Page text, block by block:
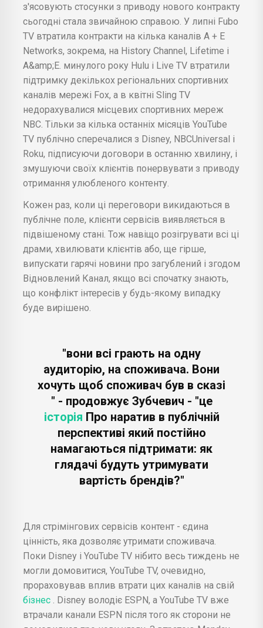
з'ясовують стосунки з приводу нового контракту
сьогодні стала звичайною справою. У липні Fubo
TV втратила контракти на кілька каналів A + E
Networks, зокрема, на History Channel, Lifetime і
A&amp;E. минулого року Hulu і Live TV втратили
підтримку декількох регіональних спортивних
каналів мережі Fox, а в квітні Sling TV
недорахувалися місцевих спортивних мереж
NBC. Тільки за кілька останніх місяців YouTube
TV публічно сперечалися з Disney, NBCUniversal і
Roku, підписуючи договори в останню хвилину, і
змушуючи своїх клієнтів понервувати з приводу
отримання улюбленого контенту.
Кожен раз, коли ці переговори викидаються в
публічне поле, клієнти сервісів виявляється в
підвішеному стані. Тож навіщо розігрувати всі ці
драми, хвилювати клієнтів або, ще гірше,
випускати гарячі новини про загублений і згодом
Відновлений Канал, якщо всі спочатку знають,
що конфлікт інтересів у будь-якому випадку
буде вирішено.
"вони всі грають на одну
аудиторію, на споживача. Вони
хочуть щоб споживач був в сказі
" - продовжує Зубчевич - "це
історія Про наратив в публічній
перспективі який постійно
намагаються підтримати: як
глядачі будуть утримувати
вартість брендів?"
Для стрімінгових сервісів контент - єдина
цінність, яка дозволяє утримати споживача.
Поки Disney і YouTube TV нібито весь тиждень не
могли домовитися, YouTube TV, очевидно,
прораховував вплив втрати цих каналів на свій
бізнес
. Disney володіє ESPN, а YouTube TV вже
втрачали канали ESPN після того як сторони не